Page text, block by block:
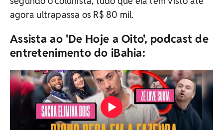
agora ultrapassa os R$ 80 mil.
Assista ao 'De Hoje a Oito', podcast de
entretenimento do iBahia: